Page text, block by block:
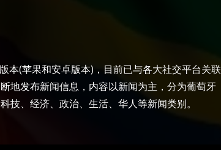
本(苹果和安卓版本)，目前已与各大社交平台关联
地发布新闻信息，内容以新闻为主，分为葡萄牙
技、经济、政治、生活、华人等新闻类别。